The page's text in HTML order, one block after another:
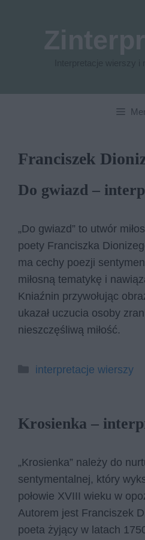
Franciszek
Do gwiazd –
„Do gwiazd” to utwór
poety Franciszka
ma cechy poezji
miłosną tematykę i
Kniaźnin przywołując
ukazał uczucia osoby
nieszczęśliwą miłość.
Kategorie
interpretacje wierszy
Krosienka –
„Krosienka” należy do
sentymentalnej, który
połowie XVIII wieku w
Autorem jest Franciszek
poeta żyjący w latach